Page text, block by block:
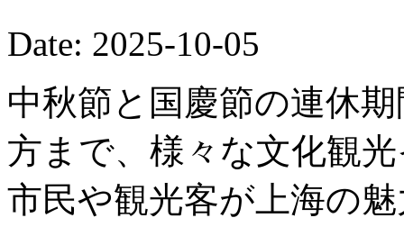
Date: 2025-10-05
中秋節と国慶節の連休
方まで、様々な文化観
市民や観光客が上海の